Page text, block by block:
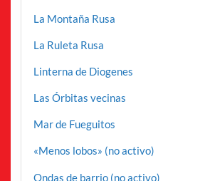
La Montaña Rusa
La Ruleta Rusa
Linterna de Diogenes
Las Órbitas vecinas
Mar de Fueguitos
«Menos lobos» (no activo)
Ondas de barrio (no activo)